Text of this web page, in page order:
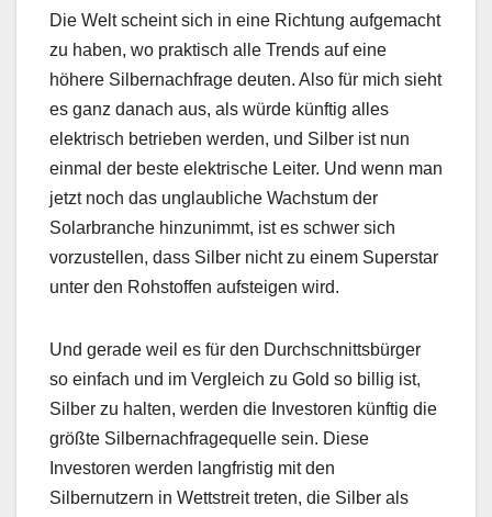
Die Welt scheint sich in eine Richtung aufgemacht
zu haben, wo praktisch alle Trends auf eine
höhere Silbernachfrage deuten. Also für mich sieht
es ganz danach aus, als würde künftig alles
elektrisch betrieben werden, und Silber ist nun
einmal der beste elektrische Leiter. Und wenn man
jetzt noch das unglaubliche Wachstum der
Solarbranche hinzunimmt, ist es schwer sich
vorzustellen, dass Silber nicht zu einem Superstar
unter den Rohstoffen aufsteigen wird.
Und gerade weil es für den Durchschnittsbürger
so einfach und im Vergleich zu Gold so billig ist,
Silber zu halten, werden die Investoren künftig die
größte Silbernachfragequelle sein. Diese
Investoren werden langfristig mit den
Silbernutzern in Wettstreit treten, die Silber als